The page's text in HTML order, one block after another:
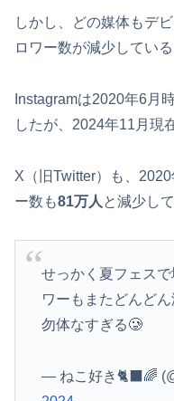
しかし、どの媒体もデ
ロワー数が減少している
Instagramは2020年6月
したが、2024年11月現
X（旧Twitter）も、
ー数も81万人 と減少し
せっかく夏フェス
ワーもまたどんど
勿体なすぎる🥲
— ねこ好き🐈‍⬛🌈